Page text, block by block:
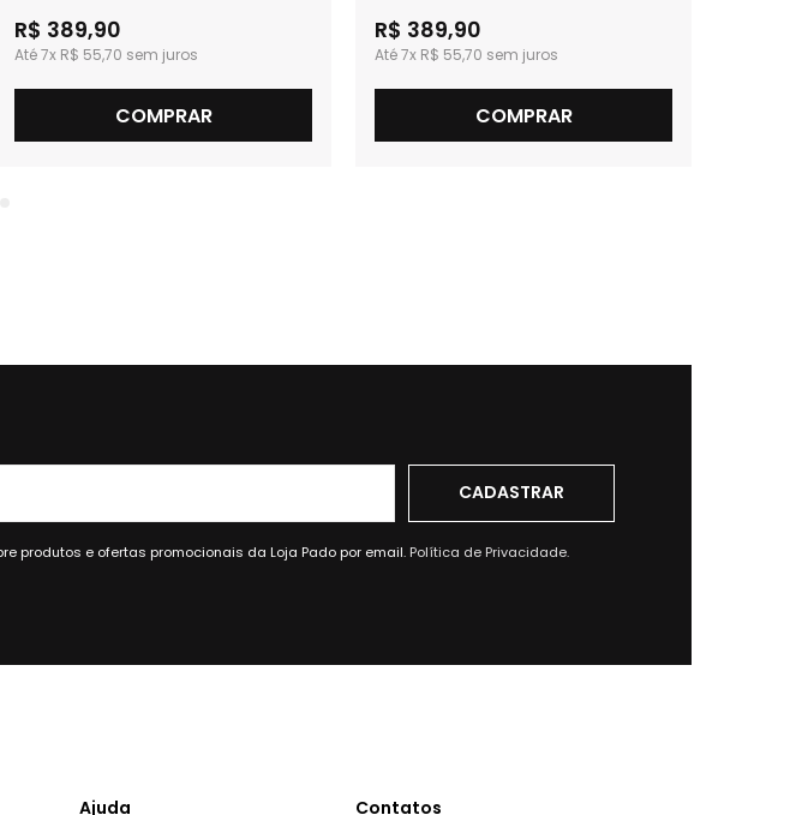
R$ 389,90
7x R$ 55,70
COMPRAR
R$ 389,90
7x R$ 55,70
COMPRAR
produtos e ofertas promocionais da Loja Pado por email. Política de Privacidade.
Ajuda Contatos